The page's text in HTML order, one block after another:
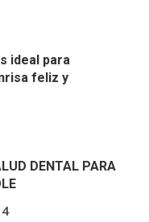
ideal para
feliz y
DENTAL PARA